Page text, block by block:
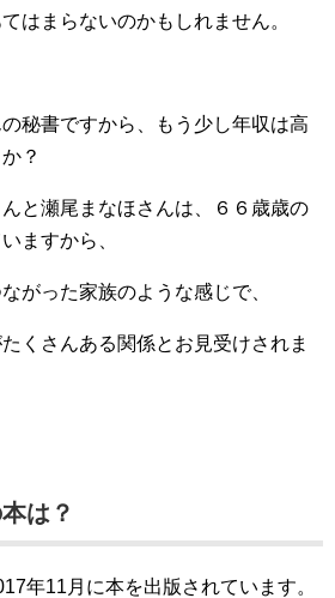
はまらないのかもしれません。
秘書ですから、もう少し年収は高
？
と瀬尾まなほさんは、６６歳歳の
ますから、
がった家族のような感じで、
くさんある関係とお見受けされま
は？
年11月に本を出版されています。